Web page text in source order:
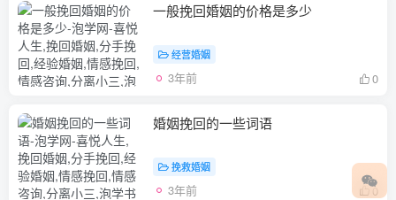
一般挽回婚姻的价格是多少
经营婚姻
3年前 0
婚姻挽回的一些词语
挽救婚姻
3年前 0